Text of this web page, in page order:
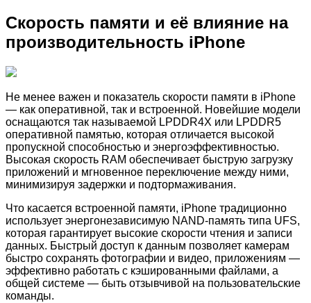
Скорость памяти и её влияние на
производительность iPhone
Не менее важен и показатель скорости памяти в iPhone
— как оперативной, так и встроенной. Новейшие модели
оснащаются так называемой LPDDR4X или LPDDR5
оперативной памятью, которая отличается высокой
пропускной способностью и энергоэффективностью.
Высокая скорость RAM обеспечивает быструю загрузку
приложений и мгновенное переключение между ними,
минимизируя задержки и подтормаживания.
Что касается встроенной памяти, iPhone традиционно
использует энергонезависимую NAND-память типа UFS,
которая гарантирует высокие скорости чтения и записи
данных. Быстрый доступ к данным позволяет камерам
быстро сохранять фотографии и видео, приложениям —
эффективно работать с кэшированными файлами, а
общей системе — быть отзывчивой на пользовательские
команды.